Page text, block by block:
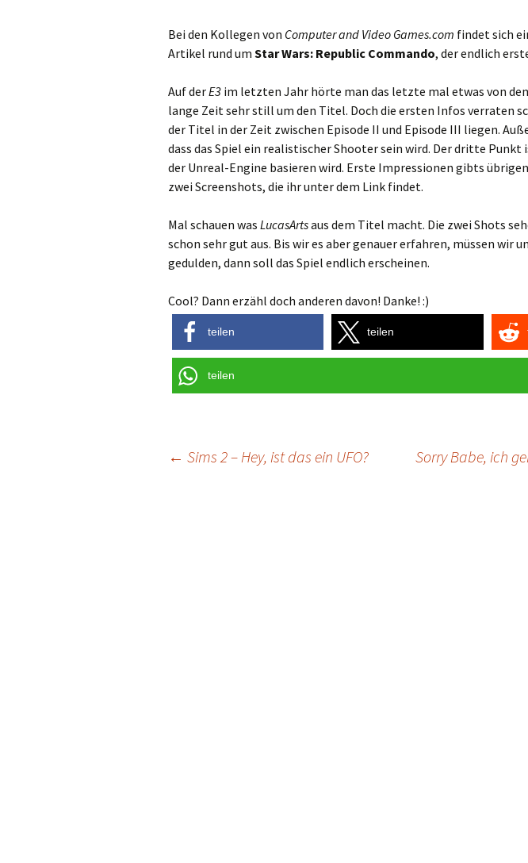
Bei den Kollegen von Computer and Video Games.com findet sich
Artikel rund um Star Wars: Republic Commando, der endlich
Auf derE3 im letzten Jahr hörte man das letzte mal etwas von
lange Zeit sehr still um den Titel. Doch die ersten Infos verraten
der Titel in der Zeit zwischen Episode II und Episode III liegen.
dass das Spiel ein realistischer Shooter sein wird. Der dritte Punkt
der Unreal-Engine basieren wird. Erste Impressionen gibts
zwei Screenshots, die ihr unter dem Link findet.
Mal schauen was LucasArtsaus dem Titel macht. Die zwei Shots
schon sehr gut aus. Bis wir es aber genauer erfahren, müssen wir
gedulden, dann soll das Spiel endlich erscheinen.
Cool? Dann erzähl doch anderen davon! Danke! :)
teilen teilen
teilen
← Sims 2 – Hey, ist das ein UFO? Sorry Babe, ich